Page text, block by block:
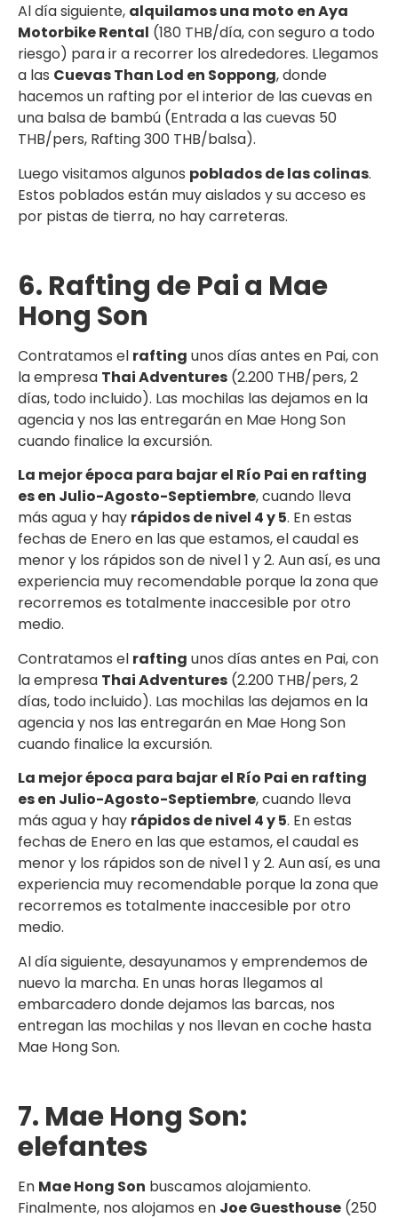
Al día siguiente, alquilamos una moto en Aya
Motorbike Rental (180 THB/día, con seguro a todo
riesgo) para ir a recorrer los alrededores. Llegamos
a las Cuevas Than Lod en Soppong, donde
hacemos un rafting por el interior de las cuevas en
una balsa de bambú (Entrada a las cuevas 50
THB/pers, Rafting 300 THB/balsa).
Luego visitamos algunos poblados de las colinas.
Estos poblados están muy aislados y su acceso es
por pistas de tierra, no hay carreteras.
6. Rafting de Pai a Mae
Hong Son
Contratamos el rafting unos días antes en Pai, con
la empresa Thai Adventures (2.200 THB/pers, 2
días, todo incluido). Las mochilas las dejamos en la
agencia y nos las entregarán en Mae Hong Son
cuando finalice la excursión.
La mejor época para bajar el Río Pai en rafting
es en Julio-Agosto-Septiembre, cuando lleva
más agua y hay rápidos de nivel 4 y 5. En estas
fechas de Enero en las que estamos, el caudal es
menor y los rápidos son de nivel 1 y 2. Aun así, es una
experiencia muy recomendable porque la zona que
recorremos es totalmente inaccesible por otro
medio.
Contratamos el rafting unos días antes en Pai, con
la empresa Thai Adventures (2.200 THB/pers, 2
días, todo incluido). Las mochilas las dejamos en la
agencia y nos las entregarán en Mae Hong Son
cuando finalice la excursión.
La mejor época para bajar el Río Pai en rafting
es en Julio-Agosto-Septiembre, cuando lleva
más agua y hay rápidos de nivel 4 y 5. En estas
fechas de Enero en las que estamos, el caudal es
menor y los rápidos son de nivel 1 y 2. Aun así, es una
experiencia muy recomendable porque la zona que
recorremos es totalmente inaccesible por otro
medio.
Al día siguiente, desayunamos y emprendemos de
nuevo la marcha. En unas horas llegamos al
embarcadero donde dejamos las barcas, nos
entregan las mochilas y nos llevan en coche hasta
Mae Hong Son.
7. Mae Hong Son:
elefantes
En Mae Hong Son buscamos alojamiento.
Finalmente, nos alojamos en Joe Guesthouse (250